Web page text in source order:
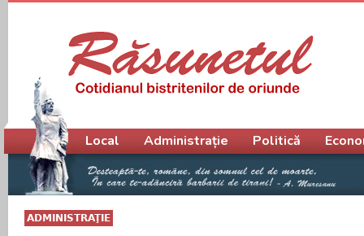
ADMINISTRAŢIE
Meniu principal
Local Administrație Politică